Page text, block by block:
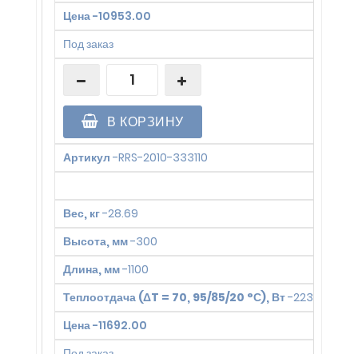
Цена-10953.00
Под заказ
В КОРЗИНУ
Артикул -RRS-2010-333110
Вес, кг-28.69
Высота, мм-300
Длина, мм-1100
Теплоотдача (ΔT = 70, 95/85/20 °С), Вт-2235
Цена-11692.00